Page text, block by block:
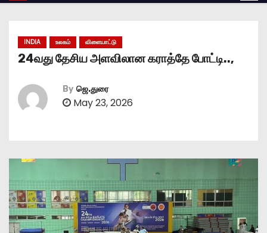
INDIA உலகம் விளையாட்டு
24வது தேசிய அளவிலான கராத்தே போட்டி..,
By ஜெ.துரை
May 23, 2026